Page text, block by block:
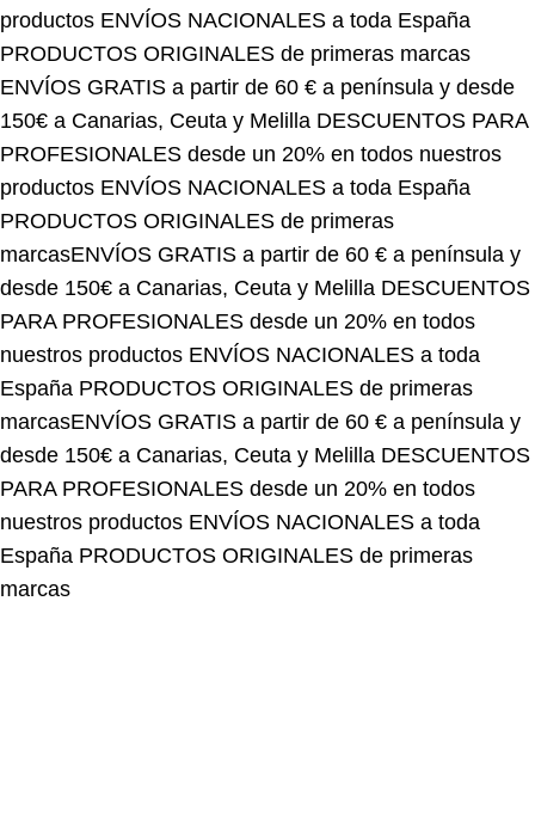
PRODUCTOS ORIGINALES de primeras marcas
ENVÍOS GRATIS a partir de 60 € a península y desde
150€ a Canarias, Ceuta y MelillaDESCUENTOS PARA
PROFESIONALES desde un 20% en todos nuestros
productosENVÍOS NACIONALES a toda España
PRODUCTOS ORIGINALES de primeras
marcasENVÍOS GRATIS a partir de 60 € a península y
desde 150€ a Canarias, Ceuta y Melilla DESCUENTOS
PARA PROFESIONALES desde un 20% en todos
nuestros productosENVÍOS NACIONALES a toda
EspañaPRODUCTOS ORIGINALES de primeras
marcasENVÍOS GRATIS a partir de 60 € a península y
desde 150€ a Canarias, Ceuta y Melilla DESCUENTOS
PARA PROFESIONALES desde un 20% en todos
nuestros productosENVÍOS NACIONALES a toda
EspañaPRODUCTOS ORIGINALES de primeras
marcas